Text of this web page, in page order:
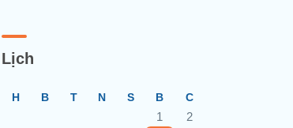
Lịch
H B T N S B C
1
2